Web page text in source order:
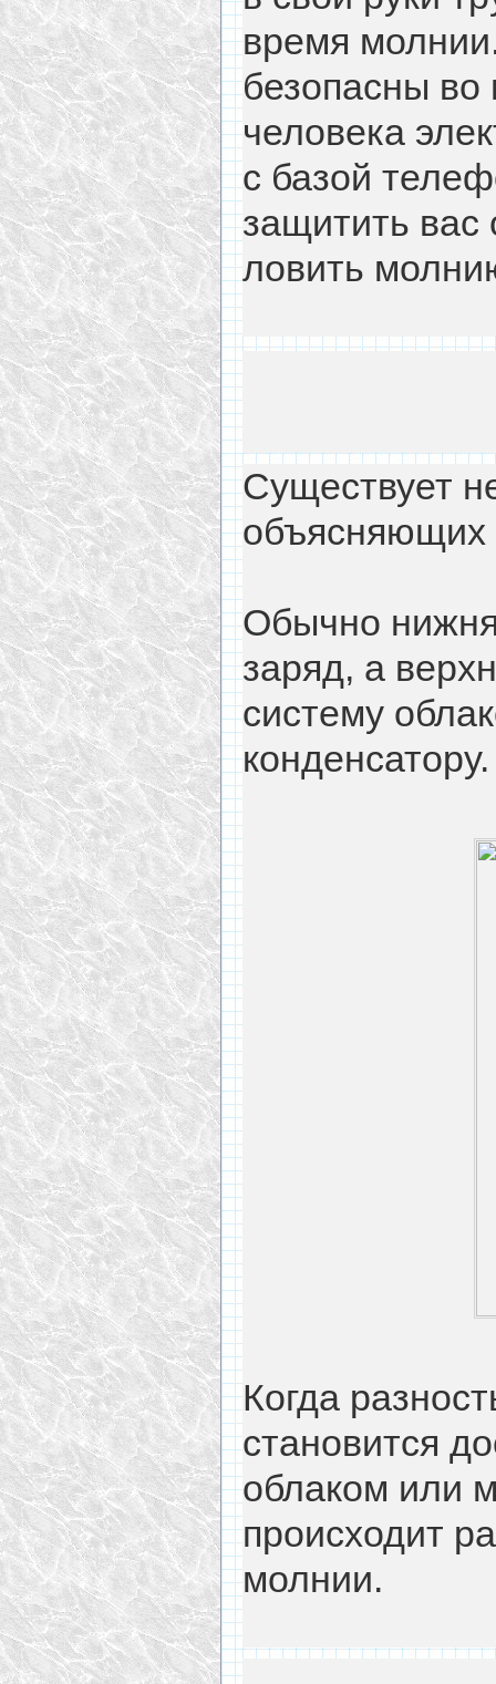
время
безопасны
человека
с базой
защитить вас
ловить
Существует
объясняющих
Обычно
заряд, а
систему
Когда
становится
облаком или
происходит
молнии.